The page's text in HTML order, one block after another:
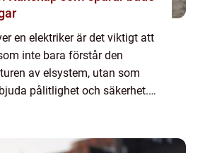
en elektriker är det viktigt att
inte bara förstår den
av elsystem, utan som
pålitlighet och säkerhet. I